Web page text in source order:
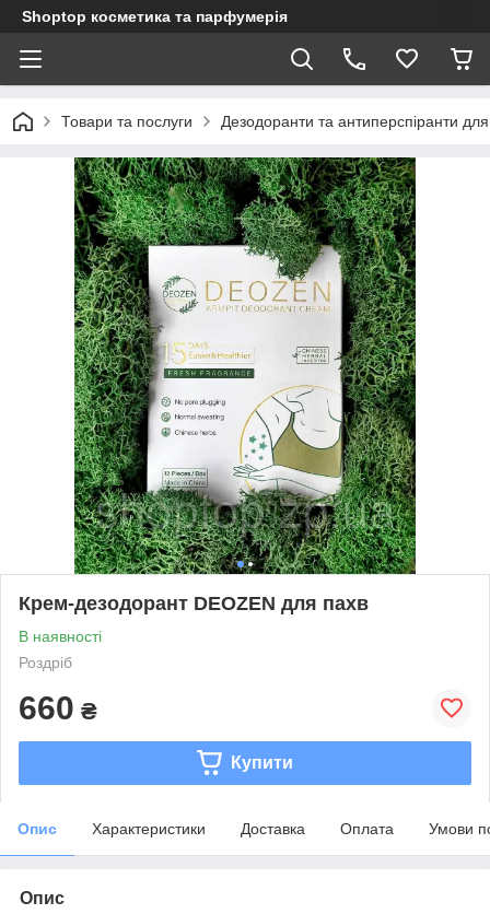
Shoptop косметика та парфумерія
Товари та послуги Дезодоранти та антиперспіранти для
Крем-дезодорант DEOZEN для пахв
В наявності
Роздріб
660 ₴
Купити
Опис Характеристики Доставка Оплата Умови
Опис